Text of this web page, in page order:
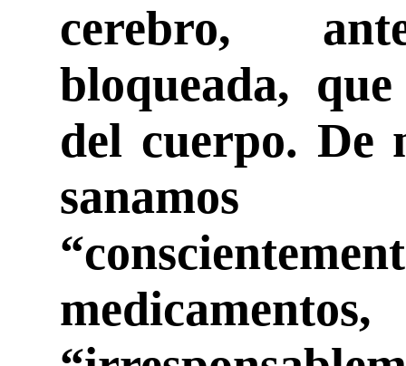
cerebro,
bloqueada,
del cuerpo. De
medicamentos,